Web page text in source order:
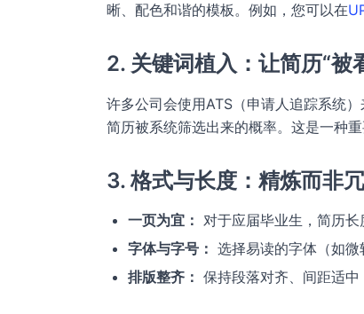
晰、配色和谐的模板。例如，您可以在
2. 关键词植入：让简历“被
许多公司会使用ATS（申请人追踪系统
简历被系统筛选出来的概率。这是一种
3. 格式与长度：精炼而非
一页为宜： 对于应届毕业生，简历长
字体与字号： 选择易读的字体（如微
排版整齐： 保持段落对齐、间距适中